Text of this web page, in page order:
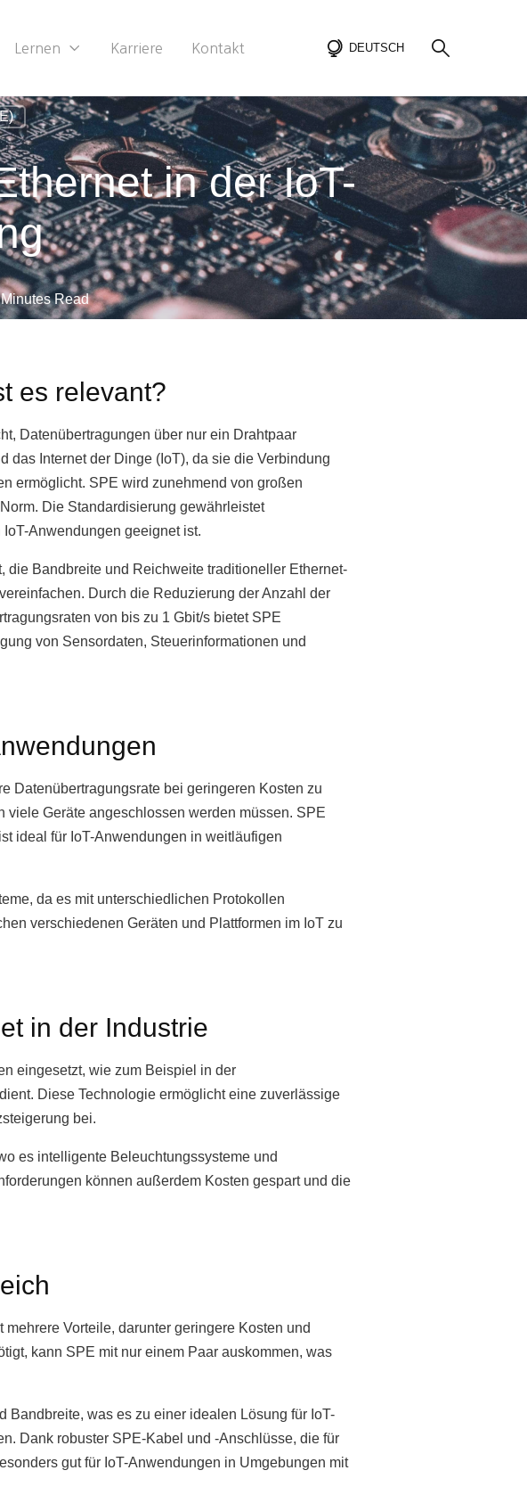
Lernen Karriere Kontakt DEUTSCH
in der IoT-
Read
es relevant?
Datenübertragungen über nur ein Drahtpaar
das Internet der Dinge (IoT), da sie die Verbindung
ermöglicht. SPE wird zunehmend von großen
Die Standardisierung gewährleistet
Anwendungen geeignet ist.
Bandbreite und Reichweite traditioneller Ethernet-
Durch die Reduzierung der Anzahl der
von bis zu 1 Gbit/s bietet SPE
von Sensordaten, Steuerinformationen und
Datenübertragungsrate bei geringeren Kosten zu
Geräte angeschlossen werden müssen. SPE
ideal für IoT-Anwendungen in weitläufigen
da es mit unterschiedlichen Protokollen
verschiedenen Geräten und Plattformen im IoT zu
in der Industrie
eingesetzt, wie zum Beispiel in der
Diese Technologie ermöglicht eine zuverlässige
bei.
es intelligente Beleuchtungssysteme und
können außerdem Kosten gespart und die
Vorteile, darunter geringere Kosten und
kann SPE mit nur einem Paar auskommen, was
was es zu einer idealen Lösung für IoT-
Dank robuster SPE-Kabel und -Anschlüsse, die für
gut für IoT-Anwendungen in Umgebungen mit